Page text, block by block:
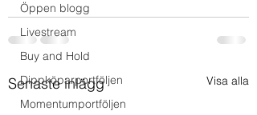
Öppen blogg
Livestream
Buy and Hold
Dippköparportföljen
Momentumportföljen
Senaste inlägg Visa alla